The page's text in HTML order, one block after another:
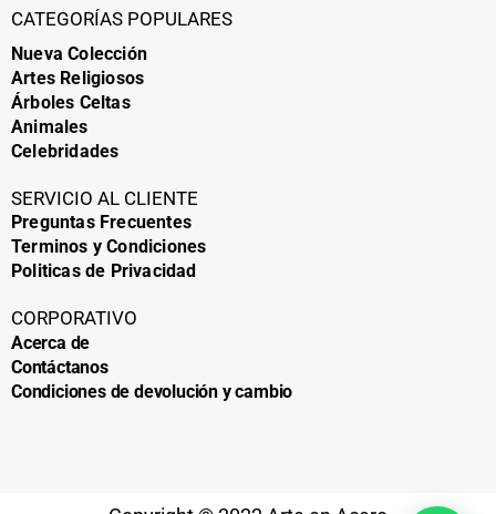
t
a
g
r
a
m
e
b
o
o
k
t
CATEGORÍAS POPULARES
Nueva Colección
Artes Religiosos
Árboles Celtas
Animales
Celebridades
SERVICIO AL CLIENTE
Preguntas Frecuentes
Terminos y Condiciones
Politicas de Privacidad
CORPORATIVO
Acerca de
Contáctanos
Condiciones de devolución y cambio